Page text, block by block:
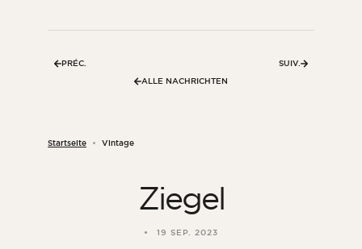
ALLE NACHRICHTEN
PRÉC. SUIV.
Startseite Vintage
Ziegel
19 SEP. 2023